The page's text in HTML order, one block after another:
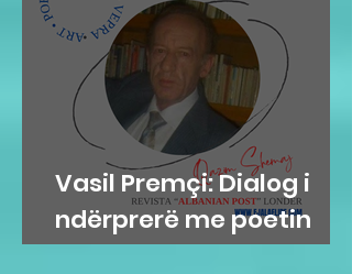
Vasil Premçi: Dialog i
ndërprerë me poetin
Qazim Shemaj